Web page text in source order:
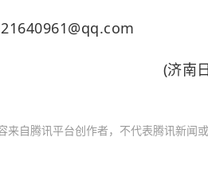
(济南
来自腾讯平台创作者，不代表腾讯新闻